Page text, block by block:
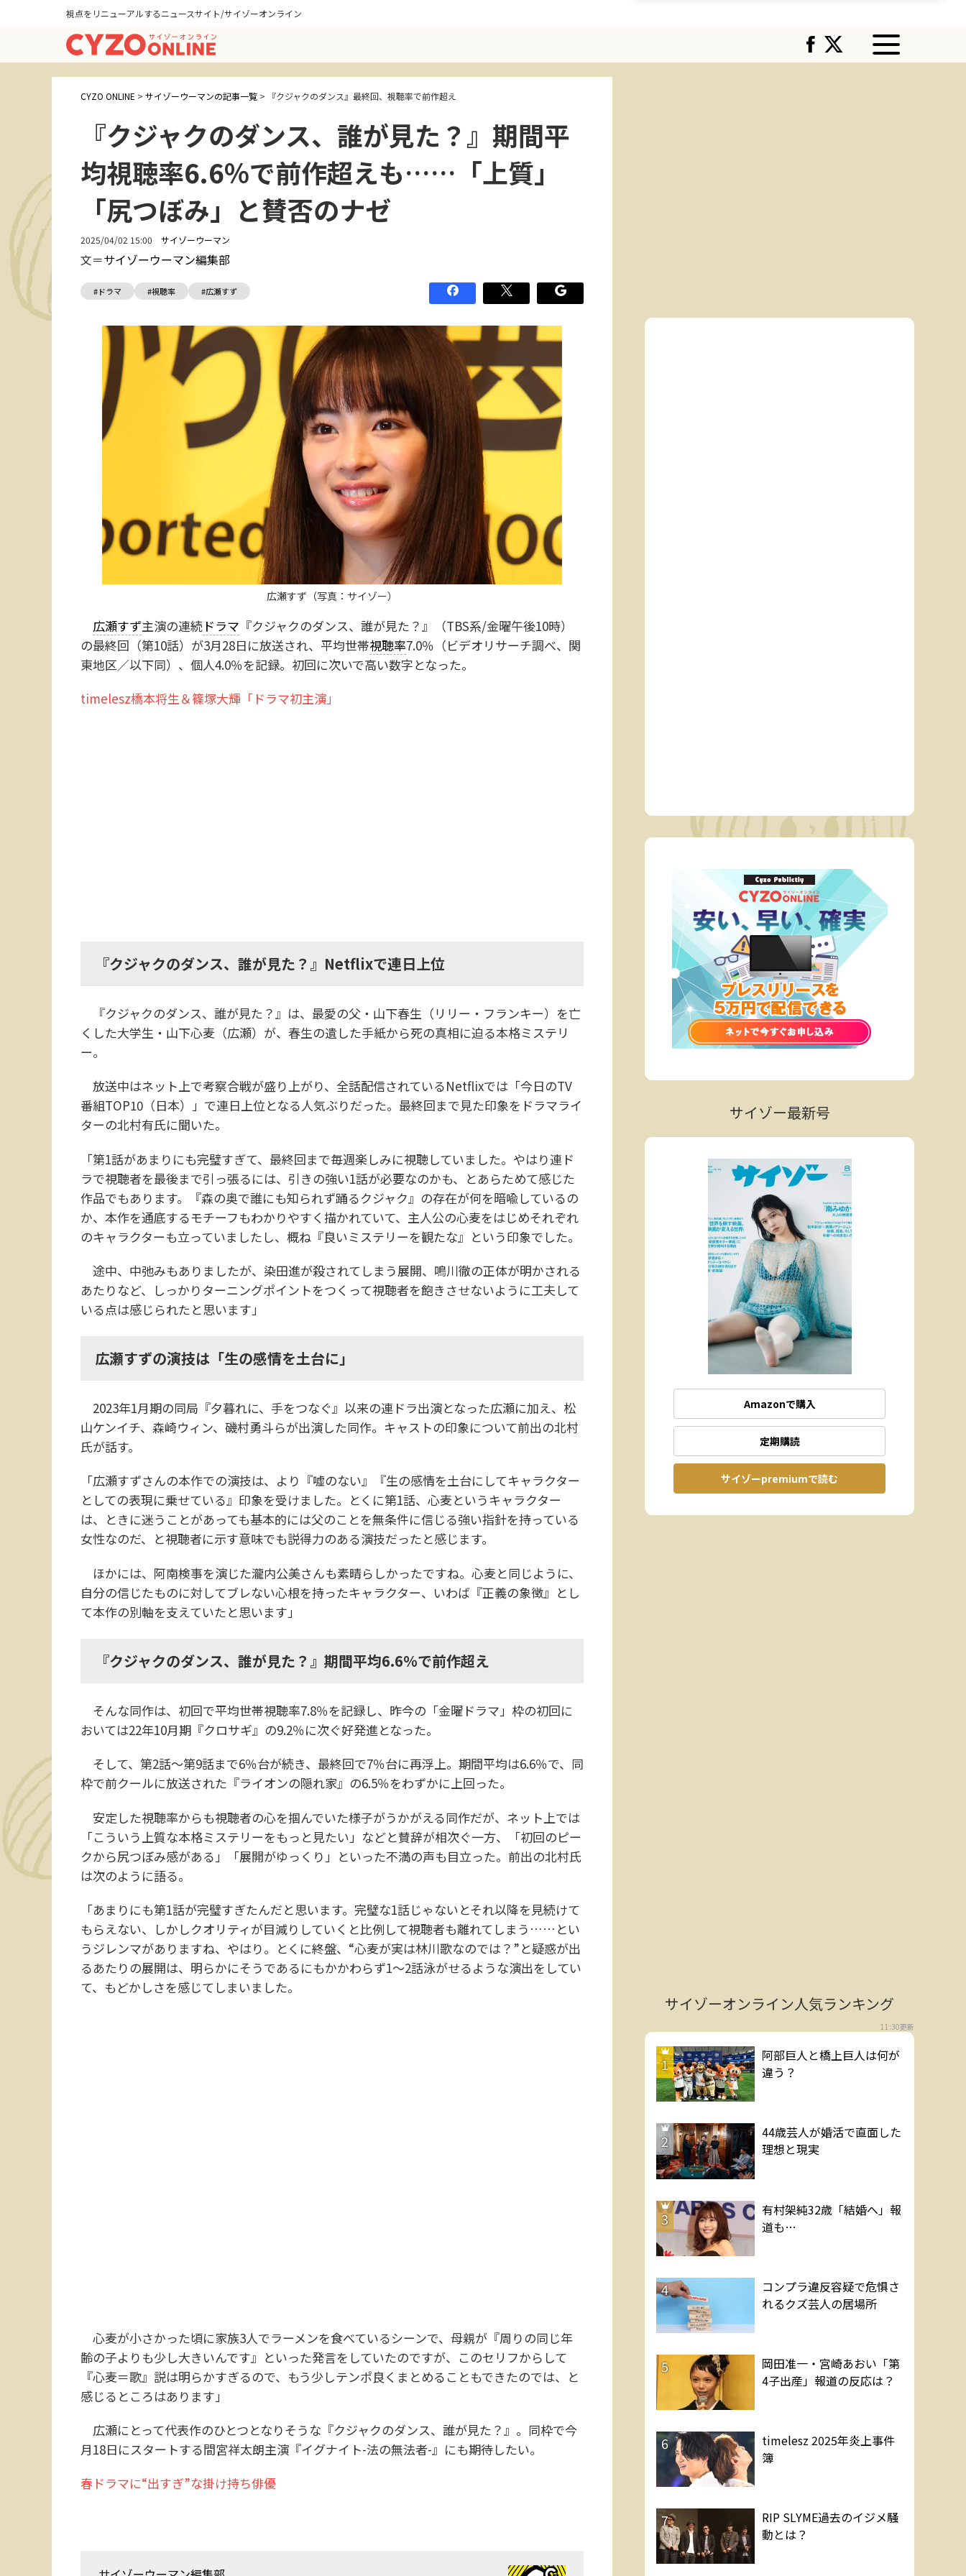
視点をリニューアルするニュースサイト/サイゾーオンライン
CYZO ONLINE > サイゾーウーマンの記事一覧 > 『クジャクのダンス』最終回、視聴率で前作超え
『クジャクのダンス、誰が見た？』期間平
均視聴率6.6％で前作超えも……「上質」
「尻つぼみ」と賛否のナゼ
2025/04/02 15:00 サイゾーウーマン
文＝サイゾーウーマン編集部
#ドラマ #視聴率 #広瀬すず
広瀬すず（写真：サイゾー）
広瀬すず主演の連続 ドラマ 『クジャクのダンス、誰が見た？』（TBS系/金曜午後10時）
の最終回（第10話）が3月28日に放送され、平均世帯視聴率7.0％（ビデオリサーチ調べ、関
東地区／以下同）、個人4.0％を記録。初回に次いで高い数字となった。
timelesz橋本将生＆篠塚大輝「ドラマ初主演」
『クジャクのダンス、誰が見た？』Netflixで連日上位
『クジャクのダンス、誰が見た？』は、最愛の父・山下春生（リリー・フランキー）を亡
くした大学生・山下心麦（広瀬）が、春生の遺した手紙から死の真相に迫る本格ミステリ
ー。
放送中はネット上で考察合戦が盛り上がり、全話配信されているNetflixでは「今日のTV
番組TOP10（日本）」で連日上位となる人気ぶりだった。最終回まで見た印象をドラマライ
ターの北村有氏に聞いた。
「第1話があまりにも完璧すぎて、最終回まで毎週楽しみに視聴していました。やはり連ド
ラで視聴者を最後まで引っ張るには、引きの強い1話が必要なのかも、とあらためて感じた
作品でもあります。『森の奥で誰にも知られず踊るクジャク』の存在が何を暗喩しているの
か、本作を通底するモチーフもわかりやすく描かれていて、主人公の心麦をはじめそれぞれ
のキャラクターも立っていましたし、概ね『良いミステリーを観たな』という印象でした。
途中、中弛みもありましたが、染田進が殺されてしまう展開、鳴川徹の正体が明かされる
あたりなど、しっかりターニングポイントをつくって視聴者を飽きさせないように工夫して
いる点は感じられたと思います」
広瀬すずの演技は「生の感情を土台に」
2023年1月期の同局『夕暮れに、手をつなぐ』以来の連ドラ出演となった広瀬に加え、松
山ケンイチ、森崎ウィン、磯村勇斗らが出演した同作。キャストの印象について前出の北村
氏が話す。
「広瀬すずさんの本作での演技は、より『嘘のない』『生の感情を土台にしてキャラクター
としての表現に乗せている』印象を受けました。とくに第1話、心麦というキャラクター
は、ときに迷うことがあっても基本的には父のことを無条件に信じる強い指針を持っている
女性なのだ、と視聴者に示す意味でも説得力のある演技だったと感じます。
ほかには、阿南検事を演じた瀧内公美さんも素晴らしかったですね。心麦と同じように、
自分の信じたものに対してブレない心根を持ったキャラクター、いわば『正義の象徴』とし
て本作の別軸を支えていたと思います」
『クジャクのダンス、誰が見た？』期間平均6.6％で前作超え
そんな同作は、初回で平均世帯視聴率7.8％を記録し、昨今の「金曜ドラマ」枠の初回に
おいては22年10月期『クロサギ』の9.2％に次ぐ好発進となった。
そして、第2話～第9話まで6％台が続き、最終回で7％台に再浮上。期間平均は6.6％で、同
枠で前クールに放送された『ライオンの隠れ家』の6.5％をわずかに上回った。
安定した視聴率からも視聴者の心を掴んでいた様子がうかがえる同作だが、ネット上では
「こういう上質な本格ミステリーをもっと見たい」などと賛辞が相次ぐ一方、「初回のピー
クから尻つぼみ感がある」「展開がゆっくり」といった不満の声も目立った。前出の北村氏
は次のように語る。
「あまりにも第1話が完璧すぎたんだと思います。完璧な1話じゃないとそれ以降を見続けて
もらえない、しかしクオリティが目減りしていくと比例して視聴者も離れてしまう……とい
うジレンマがありますね、やはり。とくに終盤、“心麦が実は林川歌なのでは？”と疑惑が出
るあたりの展開は、明らかにそうであるにもかかわらず1～2話泳がせるような演出をしてい
て、もどかしさを感じてしまいました。
心麦が小さかった頃に家族3人でラーメンを食べているシーンで、母親が『周りの同じ年
齢の子よりも少し大きいんです』といった発言をしていたのですが、このセリフからして
『心麦＝歌』説は明らかすぎるので、もう少しテンポ良くまとめることもできたのでは、と
感じるところはあります」
広瀬にとって代表作のひとつとなりそうな『クジャクのダンス、誰が見た？』。同枠で今
月18日にスタートする間宮祥太朗主演『イグナイト-法の無法者-』にも期待したい。
春ドラマに“出すぎ”な掛け持ち俳優
サイゾー最新号
Amazonで購入
定期購読
サイゾーpremiumで読む
サイゾーオンライン人気ランキング
11:30更新
1
阿部巨人と橋上巨人は何が
違う？
2
44歳芸人が婚活で直面した
理想と現実
3
有村架純32歳「結婚へ」報
道も…
4
コンプラ違反容疑で危惧さ
れるクズ芸人の居場所
5
岡田准一・宮崎あおい「第
4子出産」報道の反応は？
6
timelesz 2025年炎上事件
簿
7
RIP SLYME過去のイジメ騒
動とは？